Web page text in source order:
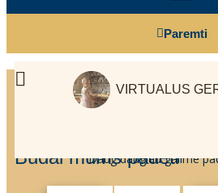
Paremti
VIRTUALUS
Būdai mums padėti
Daug daugiau galime